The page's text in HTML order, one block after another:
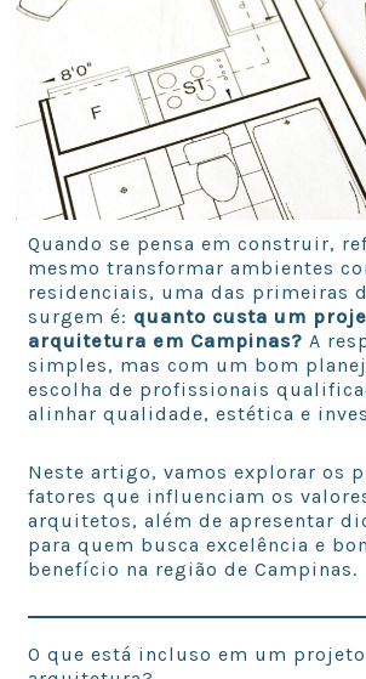
Quando se pensa em construir,
mesmo transformar ambientes
residenciais, uma das primeiras
surgem é: quanto custa um
arquitetura em Campinas? A
simples, mas com um bom
escolha de profissionais
alinhar qualidade, estética e
Neste artigo, vamos explorar os
fatores que influenciam os
arquitetos, além de apresentar
para quem busca excelência e
benefício na região de Campinas.
O que está incluso em um